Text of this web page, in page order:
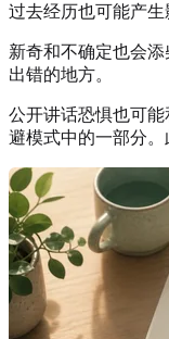
过去经历也可能产
新奇和不确定也会
出错的地方。
公开讲话恐惧也可
避模式中的一部分。